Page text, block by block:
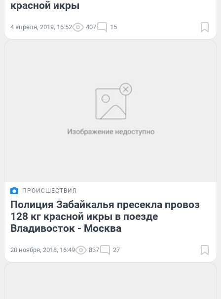
красной икры
4 апреля, 2019, 16:52 407 15
ПРОИСШЕСТВИЯ
Полиция Забайкалья пресекла провоз
128 кг красной икры в поезде
Владивосток - Москва
20 ноября, 2018, 16:49 837 27